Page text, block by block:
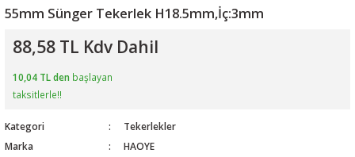
55mm Sünger Tekerlek H18.5mm,İç:3mm
88,58 TL Kdv Dahil
10,04 TL den başlayan
taksitlerle!!
Kategori
Tekerlekler
Marka
HAOYE